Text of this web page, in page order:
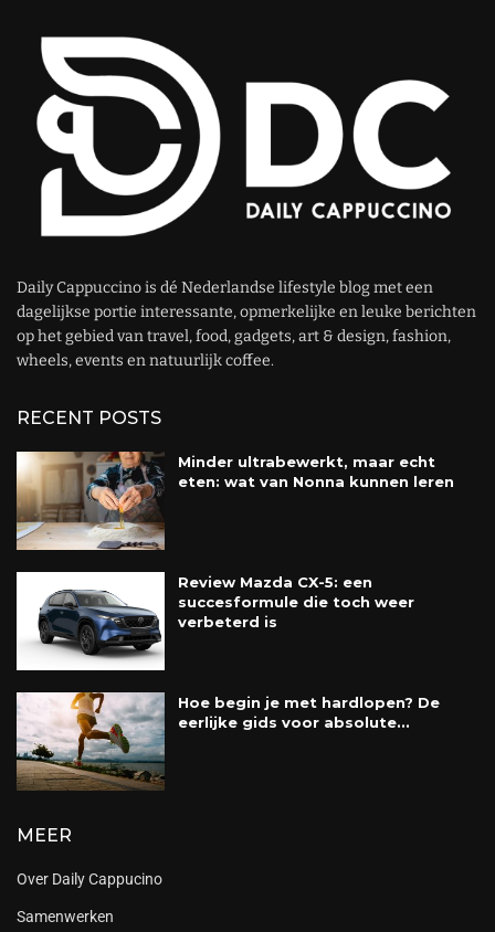
Daily Cappuccino is dé Nederlandse lifestyle blog met een
dagelijkse portie interessante, opmerkelijke en leuke berichten
op het gebied van travel, food, gadgets, art & design, fashion,
wheels, events en natuurlijk coffee.
RECENT POSTS
Minder ultrabewerkt, maar echt
eten: wat van Nonna kunnen leren
Review Mazda CX-5: een
succesformule die toch weer
verbeterd is
Hoe begin je met hardlopen? De
eerlijke gids voor absolute...
MEER
Over Daily Cappucino
Samenwerken